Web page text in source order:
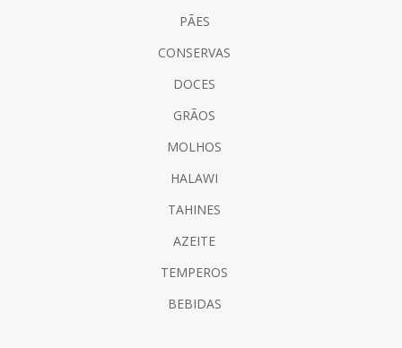
PÃES
CONSERVAS
DOCES
GRÃOS
MOLHOS
HALAWI
TAHINES
AZEITE
TEMPEROS
BEBIDAS